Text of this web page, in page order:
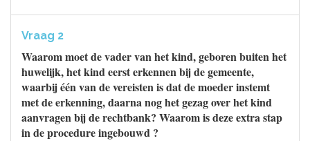
Vraag 2
Waarom moet de vader van het kind, geboren buiten het
huwelijk, het kind eerst erkennen bij de gemeente,
waarbij één van de vereisten is dat de moeder instemt
met de erkenning, daarna nog het gezag over het kind
aanvragen bij de rechtbank? Waarom is deze extra stap
in de procedure ingebouwd ?